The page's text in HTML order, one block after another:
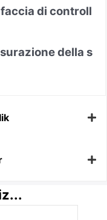
di controll
della s